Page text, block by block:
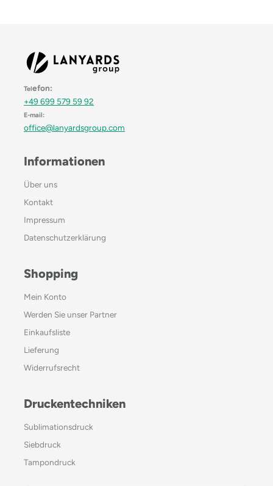
Telefon:
+49 699 579 59 92
E-mail:
office@lanyardsgroup.com
Informationen
Über uns
Kontakt
Impressum
Datenschutzerklärung
Shopping
Mein Konto
Werden Sie unser Partner
Einkaufsliste
Lieferung
Widerrufsrecht
Druckentechniken
Sublimationsdruck
Siebdruck
Tampondruck